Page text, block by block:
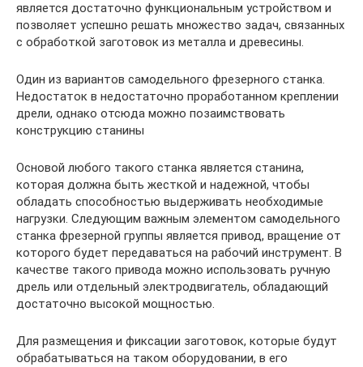
является достаточно функциональным устройством и
позволяет успешно решать множество задач, связанных
с обработкой заготовок из металла и древесины.
Один из вариантов самодельного фрезерного станка.
Недостаток в недостаточно проработанном креплении
дрели, однако отсюда можно позаимствовать
конструкцию станины
Основой любого такого станка является станина,
которая должна быть жесткой и надежной, чтобы
обладать способностью выдерживать необходимые
нагрузки. Следующим важным элементом самодельного
станка фрезерной группы является привод, вращение от
которого будет передаваться на рабочий инструмент. В
качестве такого привода можно использовать ручную
дрель или отдельный электродвигатель, обладающий
достаточно высокой мощностью.
Для размещения и фиксации заготовок, которые будут
обрабатываться на таком оборудовании, в его